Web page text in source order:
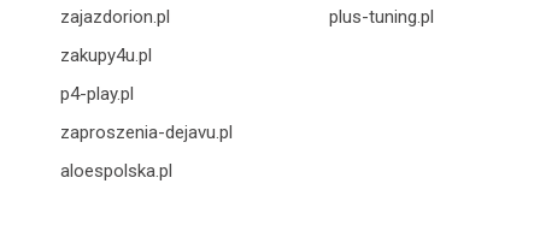
zajazdorion.pl
zakupy4u.pl
p4-play.pl
zaproszenia-dejavu.pl
aloespolska.pl
plus-tuning.pl